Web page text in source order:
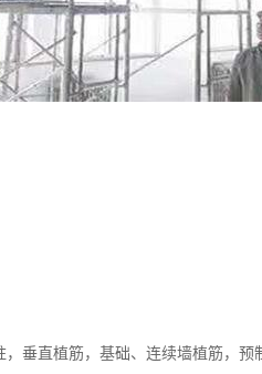
垂直植筋，基础、连续墙植筋，预